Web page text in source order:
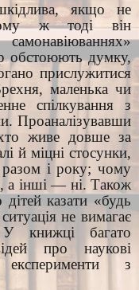
якщо не
ж тоді він
обстоюють думку,
прислужитися
маленька чи
спілкування з
Проаналізувавши
живе довше за
й міцні стосунки,
і року; чому
а інші — ні. Також
казати «будь
не вимагає
книжці багато
про наукові
з